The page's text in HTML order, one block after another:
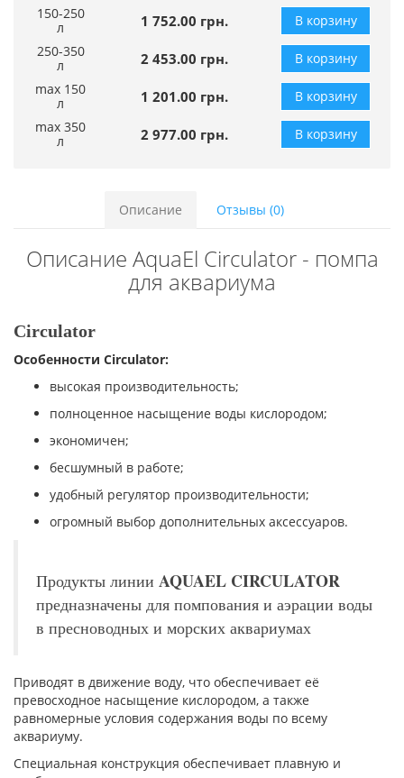
150-250
л
1 752.00 грн.
В корзину
250-350
л
2 453.00 грн.
В корзину
max 150
л
1 201.00 грн.
В корзину
max 350
л
2 977.00 грн. В корзину
Описание Отзывы (0)
Описание AquaEl Circulator - помпа
для аквариума
Circulator
Особенности Circulator:
высокая производительность;
полноценное насыщение воды кислородом;
экономичен;
бесшумный в работе;
удобный регулятор производительности;
огромный выбор дополнительных аксессуаров.
Продукты линии AQUAEL CIRCULATOR
предназначены для помпования и аэрации воды
в пресноводных и морских аквариумах
Приводят в движение воду, что обеспечивает её
превосходное насыщение кислородом, а также
равномерные условия содержания воды по всему
аквариуму.
Специальная конструкция обеспечивает плавную и